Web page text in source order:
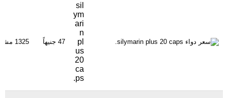
sil
ym
ari
n
pl
us
20
ca
ps.
47 جنيهاً 1325 مشاهدة